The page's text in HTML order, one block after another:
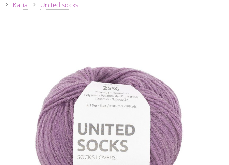
Katia United socks